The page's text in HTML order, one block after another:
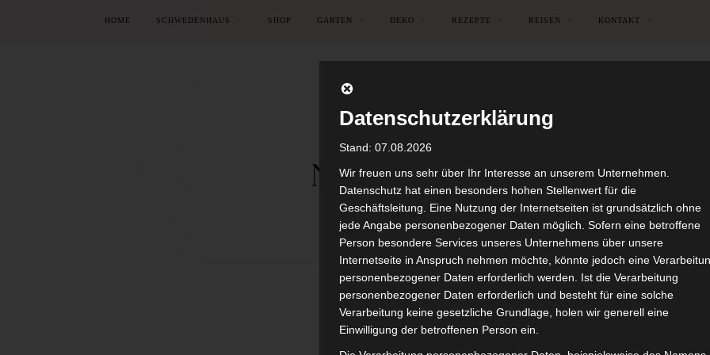
HOME SCHWEDENHAUS SHOP GARTEN DEKO REZEPTE REISEN KONTAKT
WOCHENENDTRIP
Datenschutzerklärung
Stand: 07.08.2026
Wir freuen uns sehr über Ihr Interesse an unserem Unternehmen.
Datenschutz hat einen besonders hohen Stellenwert für die
Geschäftsleitung. Eine Nutzung der Internetseiten ist grundsätzlich ohne
jede Angabe personenbezogener Daten möglich. Sofern eine betroffene
Person besondere Services unseres Unternehmens über unsere
Internetseite in Anspruch nehmen möchte, könnte jedoch eine
personenbezogener Daten erforderlich werden. Ist die Verarbeitung
personenbezogener Daten erforderlich und besteht für eine solche
Verarbeitung keine gesetzliche Grundlage, holen wir generell eine
Einwilligung der betroffenen Person ein.